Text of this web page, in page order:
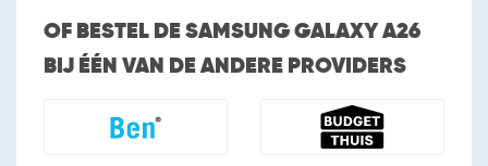
OF BESTEL DE SAMSUNG GALAXY A26
BIJ ÉÉN VAN DE ANDERE PROVIDERS